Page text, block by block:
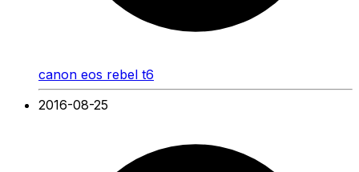
canon eos rebel t6
2016-08-25